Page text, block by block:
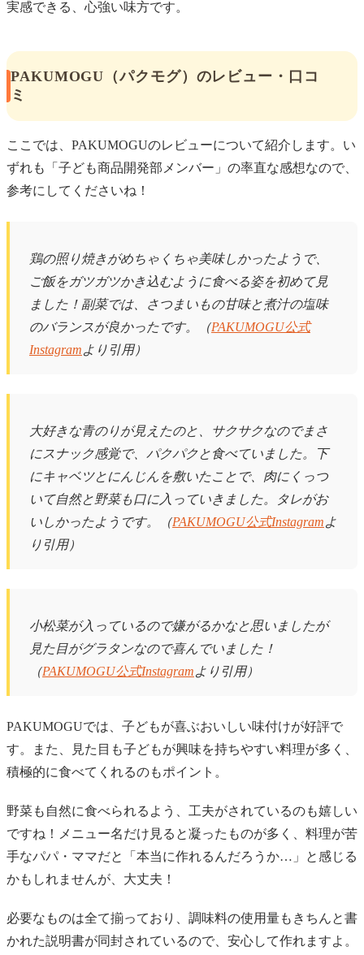
実感できる、心強い味方です。
PAKUMOGU（パクモグ）のレビュー・口コ
ミ
ここでは、PAKUMOGUのレビューについて紹介します。い
ずれも「子ども商品開発部メンバー」の率直な感想なので、
参考にしてくださいね！
鶏の照り焼きがめちゃくちゃ美味しかったようで、
ご飯をガツガツかき込むように食べる姿を初めて見
ました！副菜では、さつまいもの甘味と煮汁の塩味
のバランスが良かったです。（PAKUMOGU公式
Instagramより引用）
大好きな青のりが見えたのと、サクサクなのでまさ
にスナック感覚で、パクパクと食べていました。下
にキャベツとにんじんを敷いたことで、肉にくっつ
いて自然と野菜も口に入っていきました。タレがお
いしかったようです。（PAKUMOGU公式Instagramよ
り引用）
小松菜が入っているので嫌がるかなと思いましたが
見た目がグラタンなので喜んでいました！
（PAKUMOGU公式Instagramより引用）
PAKUMOGUでは、子どもが喜ぶおいしい味付けが好評で
す。また、見た目も子どもが興味を持ちやすい料理が多く、
積極的に食べてくれるのもポイント。
野菜も自然に食べられるよう、工夫がされているのも嬉しい
ですね！メニュー名だけ見ると凝ったものが多く、料理が苦
手なパパ・ママだと「本当に作れるんだろうか…」と感じる
かもしれませんが、大丈夫！
必要なものは全て揃っており、調味料の使用量もきちんと書
かれた説明書が同封されているので、安心して作れますよ。